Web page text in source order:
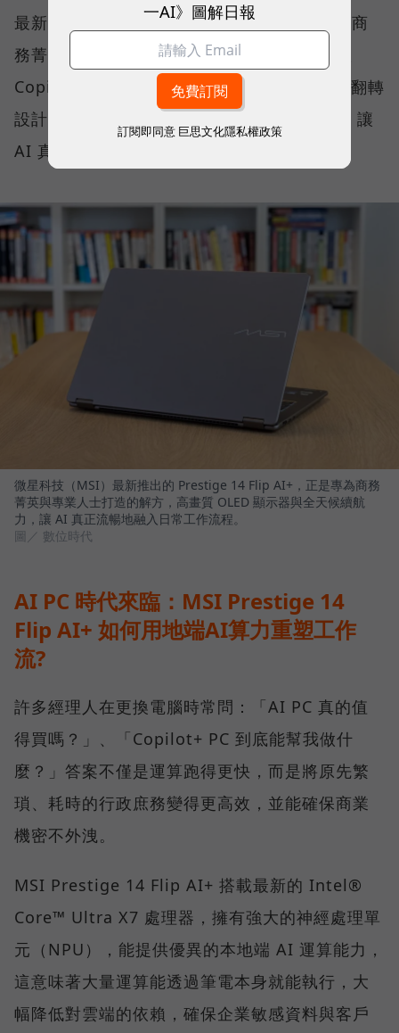
最新推出的 Prestige 14 Flip AI+，正是專為商
務菁英與專業人士打造的解方。它結合了微軟
Copilot+ PC 架構、本地端 AI 運算、2-in-1 翻轉
設計、高畫質 OLED 顯示器與全天候續航力，讓
AI 真正流暢地融入日常工作流程。
微星科技（MSI）最新推出的 Prestige 14 Flip AI+，正是專為商務
菁英與專業人士打造的解方，高畫質 OLED 顯示器與全天候續航
力，讓 AI 真正流暢地融入日常工作流程。
圖／ 數位時代
AI PC 時代來臨：MSI Prestige 14
Flip AI+ 如何用地端AI算力重塑工作
流?
許多經理人在更換電腦時常問：「AI PC 真的值
得買嗎？」、「Copilot+ PC 到底能幫我做什
麼？」答案不僅是運算跑得更快，而是將原先繁
瑣、耗時的行政庶務變得更高效，並能確保商業
機密不外洩。
MSI Prestige 14 Flip AI+ 搭載最新的 Intel®
Core™ Ultra X7 處理器，擁有強大的神經處理單
元（NPU），能提供優異的本地端 AI 運算能力，
這意味著大量運算能透過筆電本身就能執行，大
幅降低對雲端的依賴，確保企業敏感資料與客戶
一AI》圖解日報
訂閱即同意 巨思文化隱私權政策